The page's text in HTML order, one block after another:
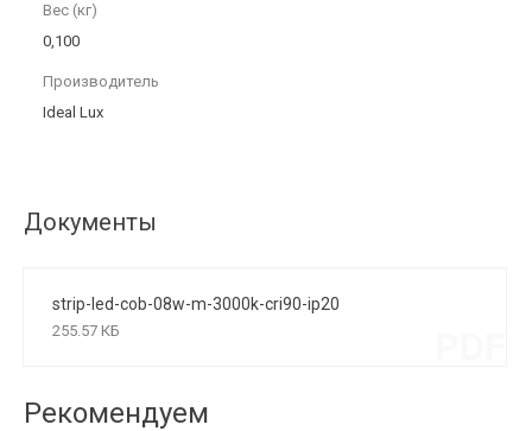
Вес (кг)
0,100
Производитель
Ideal Lux
Документы
strip-led-cob-08w-m-3000k-cri90-ip20
255.57 КБ
Рекомендуем